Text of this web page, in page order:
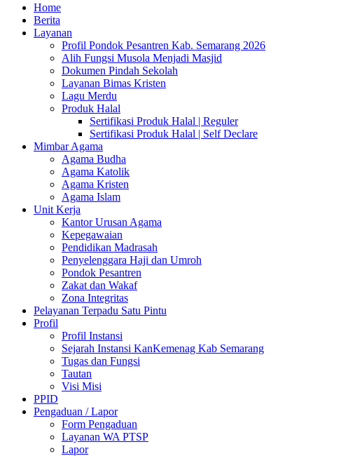
Home
Berita
Layanan
Profil Pondok Pesantren Kab. Semarang 2026
Alih Fungsi Musola Menjadi Masjid
Dokumen Pindah Sekolah
Layanan Bimas Kristen
Lagu Merdu
Produk Halal
Sertifikasi Produk Halal | Reguler
Sertifikasi Produk Halal | Self Declare
Mimbar Agama
Agama Budha
Agama Katolik
Agama Kristen
Agama Islam
Unit Kerja
Kantor Urusan Agama
Kepegawaian
Pendidikan Madrasah
Penyelenggara Haji dan Umroh
Pondok Pesantren
Zakat dan Wakaf
Zona Integritas
Pelayanan Terpadu Satu Pintu
Profil
Profil Instansi
Sejarah Instansi KanKemenag Kab Semarang
Tugas dan Fungsi
Tautan
Visi Misi
PPID
Pengaduan / Lapor
Form Pengaduan
Layanan WA PTSP
Lapor